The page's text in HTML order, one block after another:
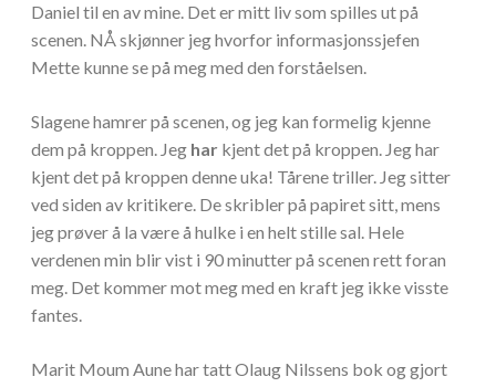
Daniel til en av mine. Det er mitt liv som spilles ut på
scenen. NÅ skjønner jeg hvorfor informasjonssjefen
Mette kunne se på meg med den forståelsen.
Slagene hamrer på scenen, og jeg kan formelig kjenne
dem på kroppen. Jeg har kjent det på kroppen. Jeg har
kjent det på kroppen denne uka! Tårene triller. Jeg sitter
ved siden av kritikere. De skribler på papiret sitt, mens
jeg prøver å la være å hulke i en helt stille sal. Hele
verdenen min blir vist i 90 minutter på scenen rett foran
meg. Det kommer mot meg med en kraft jeg ikke visste
fantes.
Marit Moum Aune har tatt Olaug Nilssens bok og gjort